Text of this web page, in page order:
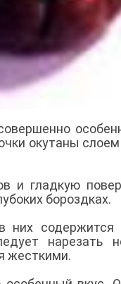
окутаны
и гладкую
бороздках.
содержится
нарезать
жесткими.